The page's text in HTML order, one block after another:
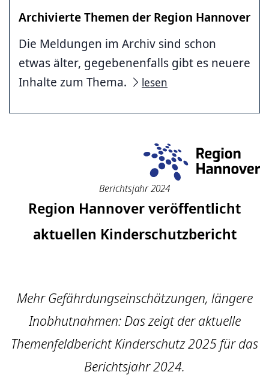
Archivierte Themen der Region Hannover
Die Meldungen im Archiv sind schon
etwas älter, gegebenenfalls gibt es neuere
Inhalte zum Thema.
lesen
Berichtsjahr 2024
Region Hannover veröffentlicht
aktuellen Kinderschutzbericht
Mehr Gefährdungseinschätzungen, längere
Inobhutnahmen: Das zeigt der aktuelle
Themenfeldbericht Kinderschutz 2025 für das
Berichtsjahr 2024.